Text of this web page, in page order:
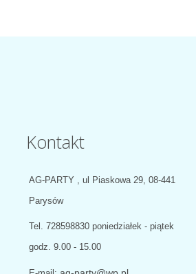
Kontakt
AG-PARTY , ul Piaskowa 29, 08-441
Parysów
Tel. 728598830 poniedziałek - piątek
godz. 9.00 - 15.00